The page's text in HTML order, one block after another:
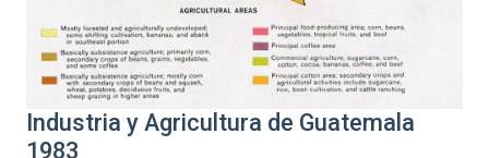
Industria y Agricultura de Guatemala
1983